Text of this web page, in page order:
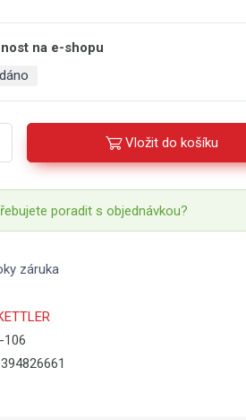
na e-shopu
Vložit do košíku
poradit s objednávkou?
záruka
106